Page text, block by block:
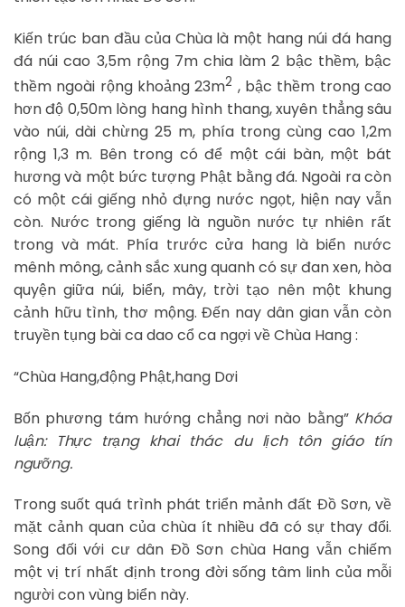
Kiến trúc ban đầu của Chùa là một hang núi đá hang
đá núi cao 3,5m rộng 7m chia làm 2 bậc thềm, bậc
thềm ngoài rộng khoảng 23m2 , bậc thềm trong cao
hơn độ 0,50m lòng hang hình thang, xuyên thẳng sâu
vào núi, dài chừng 25 m, phía trong cùng cao 1,2m
rộng 1,3 m. Bên trong có để một cái bàn, một bát
hương và một bức tượng Phật bằng đá. Ngoài ra còn
có một cái giếng nhỏ đựng nước ngọt, hiện nay vẫn
còn. Nước trong giếng là nguồn nước tự nhiên rất
trong và mát. Phía trước cửa hang là biển nước
mênh mông, cảnh sắc xung quanh có sự đan xen, hòa
quyện giữa núi, biển, mây, trời tạo nên một khung
cảnh hữu tình, thơ mộng. Đến nay dân gian vẫn còn
truyền tụng bài ca dao cổ ca ngợi về Chùa Hang :
“Chùa Hang,động Phật,hang Dơi
Bốn phương tám hướng chẳng nơi nào bằng” Khóa
luận: Thực trạng khai thác du lịch tôn giáo tín
ngưỡng.
Trong suốt quá trình phát triển mảnh đất Đồ Sơn, về
mặt cảnh quan của chùa ít nhiều đã có sự thay đổi.
Song đối với cư dân Đồ Sơn chùa Hang vẫn chiếm
một vị trí nhất định trong đời sống tâm linh của mỗi
người con vùng biển này.